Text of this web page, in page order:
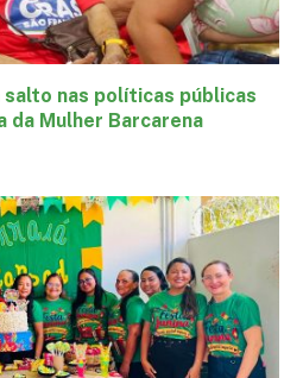
nas políticas públicas
da Mulher Barcarena